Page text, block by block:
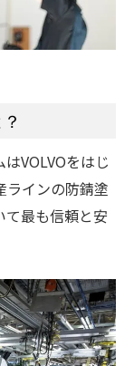
VOLVOをはじ
ラインの防錆塗
最も信頼と安